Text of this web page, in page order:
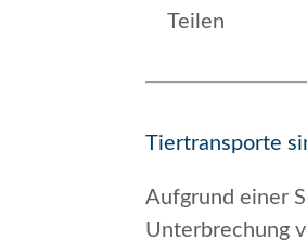
Teilen
Tiertransporte
Aufgrund einer
Unterbrechung